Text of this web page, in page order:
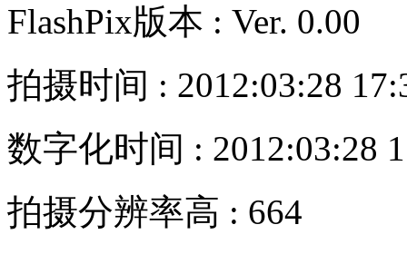
FlashPix版本 : Ver. 0.00
拍摄时间 : 2012:03:28
数字化时间 : 2012:03:28
拍摄分辨率高 : 664